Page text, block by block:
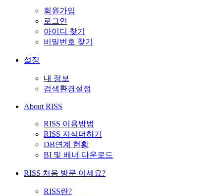
회원가입
로그인
아이디 찾기
비밀번호 찾기
설정
내 정보
검색환경설정
About RISS
RISS 이용방법
RISS 지식더하기
DB연계 현황
BI 및 배너 다운로드
RISS 처음 방문 이세요?
RISS란?